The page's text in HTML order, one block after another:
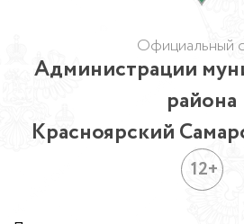
Официальный
Администрации
района
Красноярский
12+